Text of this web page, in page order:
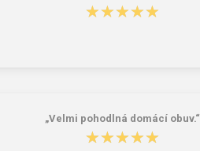
★★★★★
★★★★★
„Velmi pohodlná domácí obuv.“
★★★★★
★★★★★